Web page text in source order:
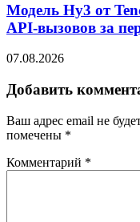
Модель Hy3 от
API-вызовов за
07.08.2026
Добавить
Ваш адрес email не
помечены *
Комментарий *